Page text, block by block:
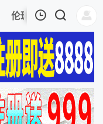
伦理片 今日更新